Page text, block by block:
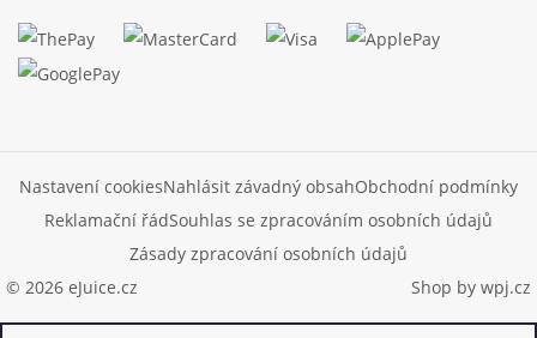
© 2026 eJuice.cz
Nastavení cookiesNahlásit závadný obsahObchodní podmínky
Reklamační řádSouhlas se zpracováním osobních údajů
Zásady zpracování osobních údajů
Shop by wpj.cz